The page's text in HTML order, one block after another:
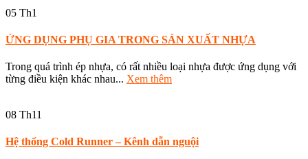
05 Th1
ỨNG DỤNG PHỤ GIA TRONG SẢN XUẤT NHỰA
Trong quá trình ép nhựa, có rất nhiều loại nhựa được ứng dụng với
từng điều kiện khác nhau... Xem thêm
08 Th11
Hệ thống Cold Runner – Kênh dẫn nguội